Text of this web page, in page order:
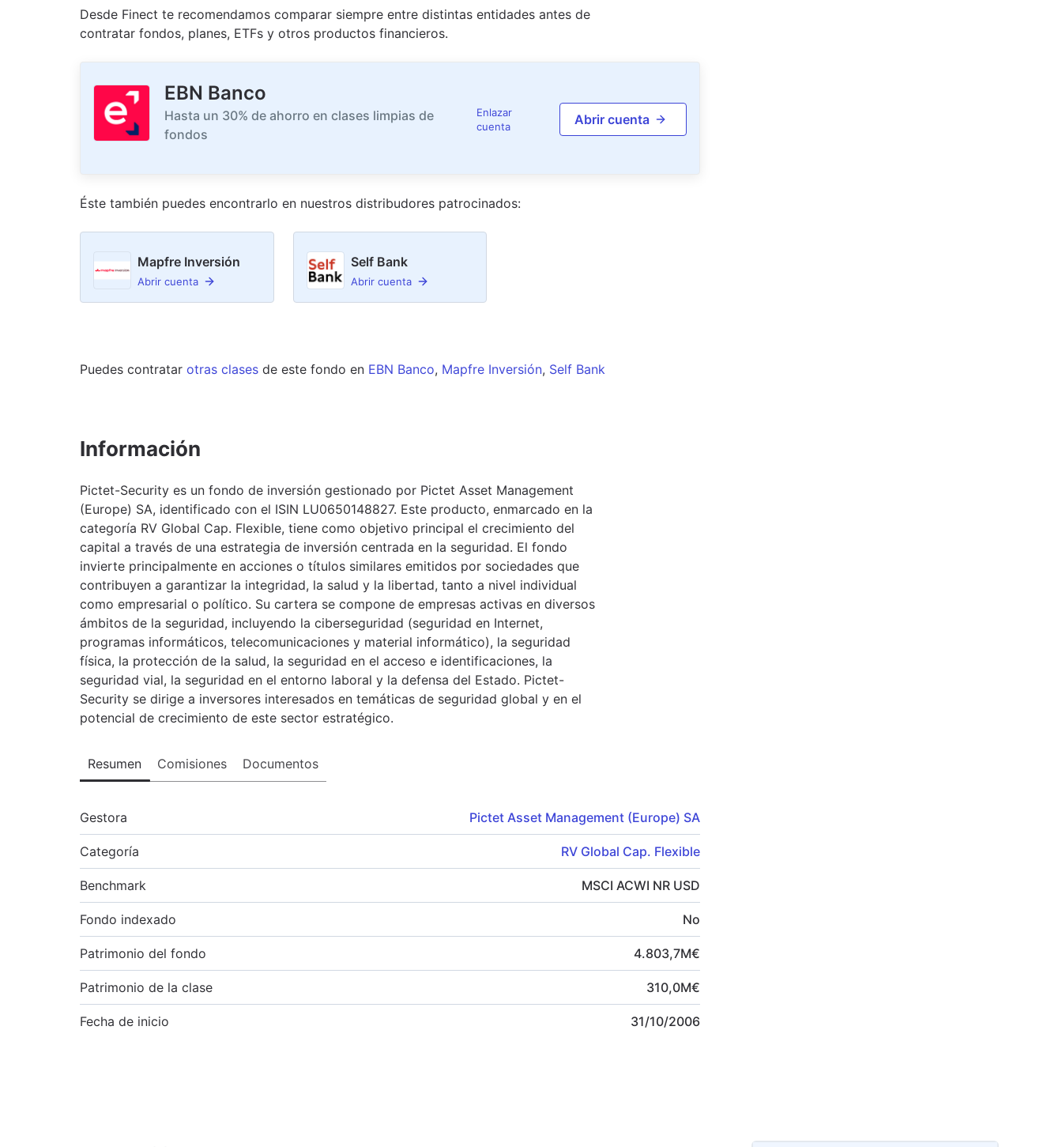
Desde Finect te recomendamos comparar siempre entre distintas entidades antes de
contratar fondos, planes, ETFs y otros productos financieros.
EBN Banco
Hasta un 30% de ahorro en clases limpias de
fondos
Enlazar
cuenta
Abrir cuenta
Éste también puedes encontrarlo en nuestros distribudores patrocinados:
Mapfre Inversión
Abrir cuenta
Self Bank
Abrir cuenta
Puedes contratar otras clases de este fondo en EBN Banco, Mapfre Inversión, Self Bank
Información
Pictet-Security es un fondo de inversión gestionado por Pictet Asset Management
(Europe) SA, identificado con el ISIN LU0650148827. Este producto, enmarcado en la
categoría RV Global Cap. Flexible, tiene como objetivo principal el crecimiento del
capital a través de una estrategia de inversión centrada en la seguridad. El fondo
invierte principalmente en acciones o títulos similares emitidos por sociedades que
contribuyen a garantizar la integridad, la salud y la libertad, tanto a nivel individual
como empresarial o político. Su cartera se compone de empresas activas en diversos
ámbitos de la seguridad, incluyendo la ciberseguridad (seguridad en Internet,
programas informáticos, telecomunicaciones y material informático), la seguridad
física, la protección de la salud, la seguridad en el acceso e identificaciones, la
seguridad vial, la seguridad en el entorno laboral y la defensa del Estado. Pictet-
Security se dirige a inversores interesados en temáticas de seguridad global y en el
potencial de crecimiento de este sector estratégico.
Resumen Comisiones Documentos
Gestora Pictet Asset Management (Europe) SA
Categoría RV Global Cap. Flexible
Benchmark MSCI ACWI NR USD
Fondo indexado No
Patrimonio del fondo 4.803,7M€
Patrimonio de la clase 310,0M€
Fecha de inicio 31/10/2006